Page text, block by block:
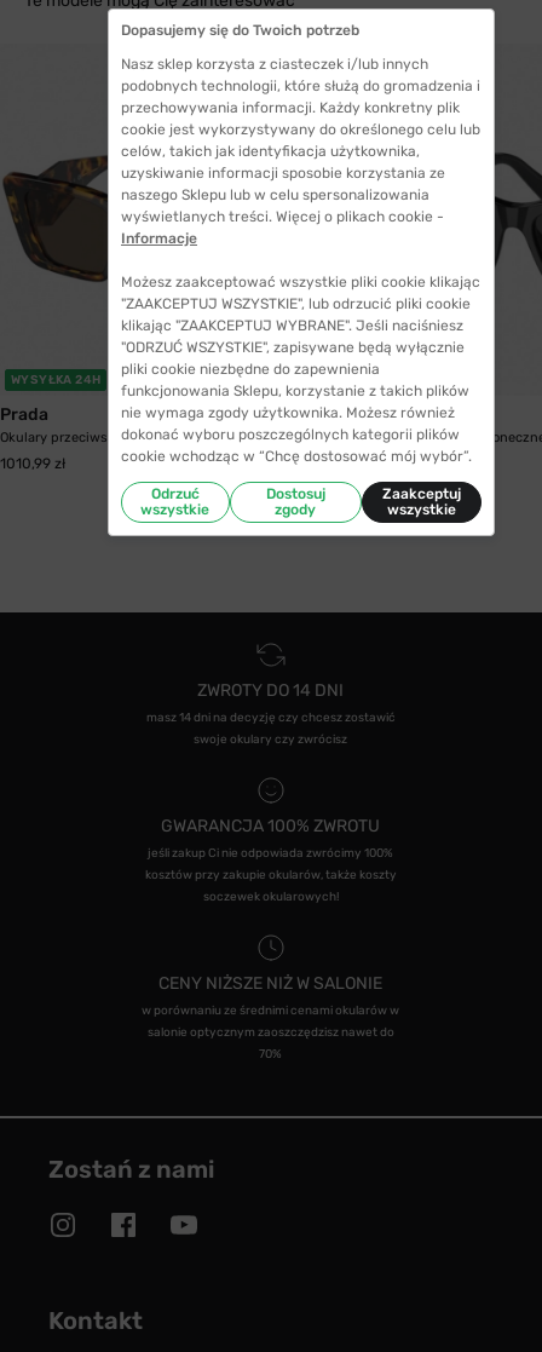
WYSYŁKA 24H
Prada
Okulary przeciwsłoneczne Prada 08YS 01V8C1 51
1010,99 zł
Prada
Okulary
1010,99 zł
ZWROTY DO 14 DNI
masz 14 dni na decyzję czy chcesz zostawić
swoje okulary czy zwrócisz
GWARANCJA 100% ZWROTU
jeśli zakup Ci nie odpowiada zwrócimy 100%
kosztów przy zakupie okularów, także koszty
soczewek okularowych!
CENY NIŻSZE NIŻ W SALONIE
w porównaniu ze średnimi cenami okularów w
salonie optycznym zaoszczędzisz nawet do
70%
Zostań z nami
Kontakt
Dopasujemy się do Twoich potrzeb
Nasz sklep korzysta z ciasteczek i/lub innych
podobnych technologii, które służą do gromadzenia i
przechowywania informacji. Każdy konkretny plik
cookie jest wykorzystywany do określonego celu lub
celów, takich jak identyfikacja użytkownika,
uzyskiwanie informacji sposobie korzystania ze
naszego Sklepu lub w celu spersonalizowania
wyświetlanych treści. Więcej o plikach cookie -
Informacje
Możesz zaakceptować wszystkie pliki cookie klikając
"ZAAKCEPTUJ WSZYSTKIE", lub odrzucić pliki cookie
klikając "ZAAKCEPTUJ WYBRANE". Jeśli naciśniesz
"ODRZUĆ WSZYSTKIE", zapisywane będą wyłącznie
pliki cookie niezbędne do zapewnienia
funkcjonowania Sklepu, korzystanie z takich plików
nie wymaga zgody użytkownika. Możesz również
dokonać wyboru poszczególnych kategorii plików
cookie wchodząc w “Chcę dostosować mój wybór”.
Odrzuć
wszystkie
Dostosuj
zgody
Zaakceptuj
wszystkie